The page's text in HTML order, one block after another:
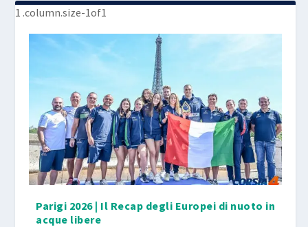
Parigi 2026 | Il Recap degli Europei di nuoto in
acque libere